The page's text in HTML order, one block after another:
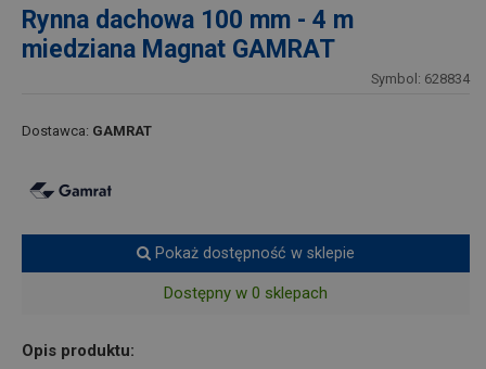
Rynna dachowa 100 mm - 4 m
miedziana Magnat GAMRAT
Symbol: 628834
Dostawca: GAMRAT
Pokaż dostępność w sklepie
Dostępny w 0 sklepach
Opis produktu: